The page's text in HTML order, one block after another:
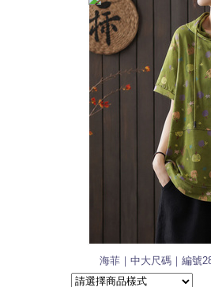
海菲｜中大尺碼｜編號